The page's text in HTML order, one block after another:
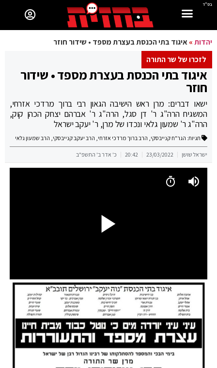
בס"ד
יהדות»איגוד בתי הכנסת בעצרת מספד • שידור חוזר
לזכרו של שר התורה
איגוד בתי הכנסת בעצרת מספד • שידור
חוזר
ישאו דברים: מרן ראש הישיבה הגאון רבי ברוך מרדכי אזרחי,
המשגיח הרה"ג ר' דן סגל, הרה"ג ר' אברהם יצחק הכהן קוק,
הרה"ג ר' שמעון גלאי ונכדו של מרן, ר' יעקב ישראל
תגיות: הגר"ח קנייבסקי, הרב ברוך מרדכי אזרחי, הרב יעקב קנייבסקי, הרב שמעון גלאי
ישראל שושן 23/03/2022
20:42 כ' אדר ב' התשפ"ב